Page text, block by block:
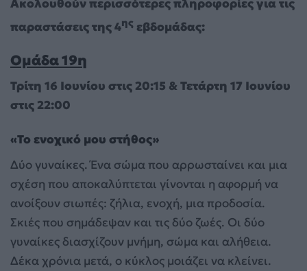
Ακολουθούν περισσότερες πληροφορίες για τις
παραστάσεις της 4ης εβδομάδας:
Ομάδα 19η
Τρίτη 16 Ιουνίου στις 20:15 & Τετάρτη 17 Ιουνίου
στις 22:00
«Το ενοχικό μου στήθος»
Δύο γυναίκες. Ένα σώμα που αρρωσταίνει και μια
σχέση που αποκαλύπτεται γίνονται η αφορμή να
ανοίξουν σιωπές: ζήλια, ενοχή, μια προδοσία.
Σκιές που σημάδεψαν και τις δύο ζωές. Οι δύο
γυναίκες διασχίζουν μνήμη, σώμα και αλήθεια.
Δέκα χρόνια μετά, ο κύκλος μοιάζει να κλείνει.